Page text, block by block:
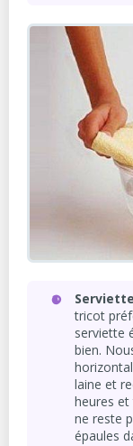
tricot
serviette
bien.
laine et
heures
ne reste
épaules